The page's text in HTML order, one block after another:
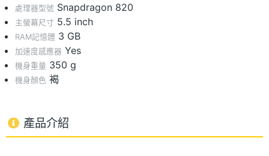
處理器型號 Snapdragon 820
主螢幕尺寸 5.5 inch
RAM記憶體 3 GB
加速度感應器 Yes
機身重量 350 g
機身顏色 褐
產品介紹